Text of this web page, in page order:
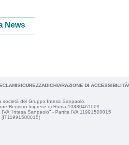
News
SICUREZZADICHIARAZIONE DI ACCESSIBILITÀ
società del Gruppo Intesa Sanpaolo.
Registro Imprese di Roma 10830461009
“Intesa Sanpaolo” - Partita IVA 11991500015
(IT11991500015)